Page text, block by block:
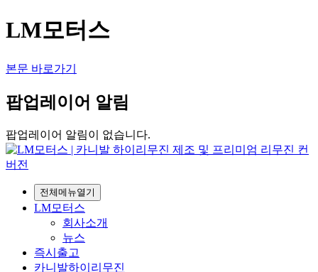
LM모터스
본문 바로가기
팝업레이어 알림
팝업레이어 알림이 없습니다.
전체메뉴열기
LM모터스
회사소개
뉴스
즉시출고
카니발하이리무진